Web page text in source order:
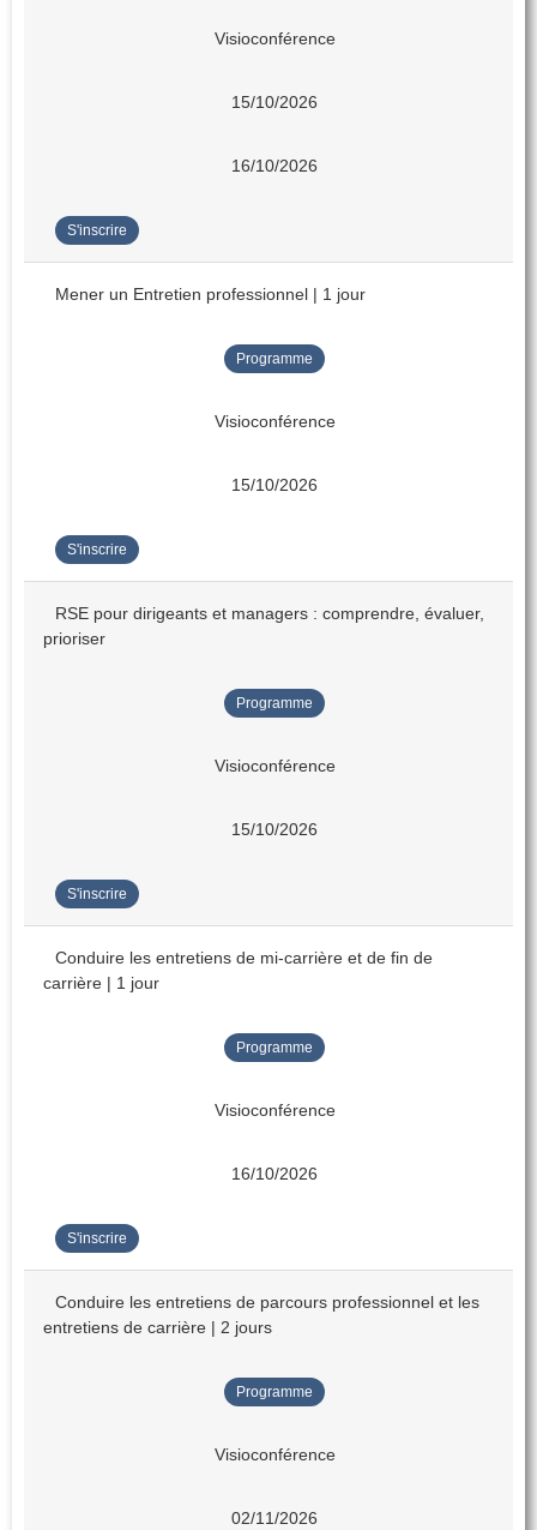
Visioconférence
15/10/2026
16/10/2026
S'inscrire
Mener un Entretien professionnel | 1 jour
Programme
Visioconférence
15/10/2026
S'inscrire
RSE pour dirigeants et managers : comprendre, évaluer,
prioriser
Programme
Visioconférence
15/10/2026
S'inscrire
Conduire les entretiens de mi-carrière et de fin de
carrière | 1 jour
Programme
Visioconférence
16/10/2026
S'inscrire
Conduire les entretiens de parcours professionnel et les
entretiens de carrière | 2 jours
Programme
Visioconférence
02/11/2026